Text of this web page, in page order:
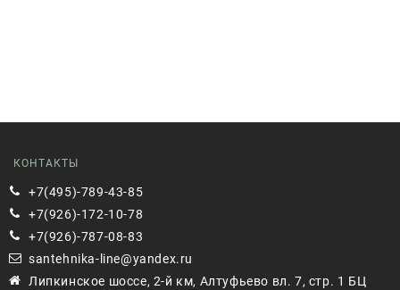
КОНТАКТЫ
+7(495)-789-43-85
+7(926)-172-10-78
+7(926)-787-08-83
santehnika-line@yandex.ru
Липкинское шоссе, 2-й км, Алтуфьево вл. 7, стр. 1 БЦ